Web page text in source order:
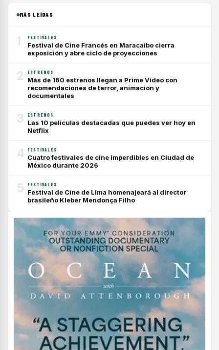
MÁS LEÍDAS
1 FESTIVALES
Festival de Cine Francés en Maracaibo cierra
exposición y abre ciclo de proyecciones
2 ESTRENOS
Más de 160 estrenos llegan a Prime Video con
recomendaciones de terror, animación y
documentales
3 ESTRENOS
Las 10 películas destacadas que puedes ver hoy en
Netflix
4 FESTIVALES
Cuatro festivales de cine imperdibles en Ciudad de
México durante 2026
5 FESTIVALES
Festival de Cine de Lima homenajeará al director
brasileño Kleber Mendonça Filho